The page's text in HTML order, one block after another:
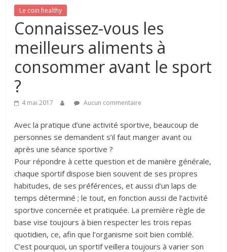
Le coin healthy
Connaissez-vous les
meilleurs aliments à
consommer avant le sport
?
4 mai 2017 Aucun commentaire
Avec la pratique d’une activité sportive, beaucoup de
personnes se demandent s’il faut manger avant ou
après une séance sportive ?
Pour répondre à cette question et de manière générale,
chaque sportif dispose bien souvent de ses propres
habitudes, de ses préférences, et aussi d’un laps de
temps déterminé ; le tout, en fonction aussi de l’activité
sportive concernée et pratiquée. La première règle de
base vise toujours à bien respecter les trois repas
quotidien, ce, afin que l’organisme soit bien comblé.
C’est pourquoi, un sportif veillera toujours à varier son